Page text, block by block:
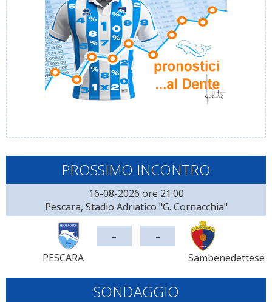
PROSSIMO INCONTRO
16-08-2026 ore 21:00
Pescara, Stadio Adriatico "G. Cornacchia"
PESCARA
- -
Sambenedettese
SONDAGGIO